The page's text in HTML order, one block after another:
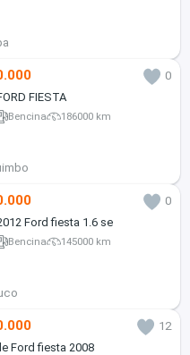
0
FIESTA
Bencina 186000 km
0
Ford fiesta 1.6 se
Bencina 145000 km
12
Ford fiesta 2008